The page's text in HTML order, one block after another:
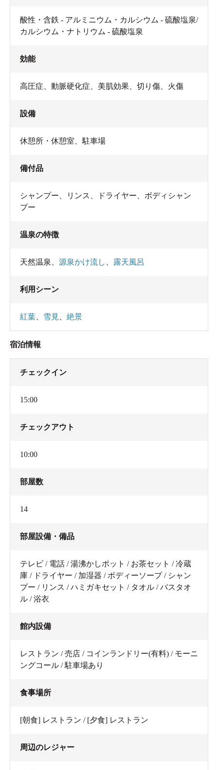
35℃って言っても、浴槽は33℃ほどになってるんですよ
この酸性泉。目に良いらしいです！
お医者さんからも勧められたようですよ。
露天のドアを一瞬開けて、即閉めました。
まずはよく温まってから。
毛穴をギュッと引き締めて熱が逃げるのを防ぐ。
ここで、私が言いたいのは、
水質が実に素晴らしい！
都会のスパなどでは一番塩素消毒が徹底的に行われてい
酸性・含鉄 - アルミニウム・カルシウム - 硫酸塩泉/
カルシウム・ナトリウム - 硫酸塩泉
効能
高圧症、動脈硬化症、美肌効果、切り傷、火傷
設備
休憩所・休憩室 駐車場
備付品
シャンプー リンス ドライヤー
ボディシャン
プー
温泉の特徴
天然温泉 源泉かけ流し 露天風呂
利用シーン
紅葉 雪見 絶景
宿泊情報
チェックイン
15:00
チェックアウト
10:00
部屋数
14
部屋設備・備品
テレビ / 電話 / 湯沸かしポット / お茶セット / 冷蔵
庫 / ドライヤー / 加湿器 / ボディーソープ / シャン
プー / リンス / ハミガキセット / タオル / バスタオ
ル / 浴衣
館内設備
レストラン / 売店 / コインランドリー(有料) / モーニ
ングコール / 駐車場あり
食事場所
[朝食] レストラン / [夕食] レストラン
周辺のレジャー